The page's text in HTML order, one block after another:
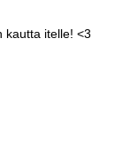
kautta itelle! <3